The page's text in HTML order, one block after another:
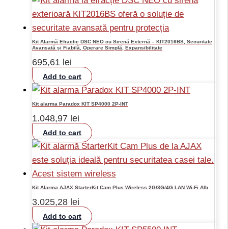
Kit Alarmă Efracție DSC NEO cu Sirenă Externă – KIT2016BS, Securitate
Avansată și Fiabilă, Operare Simplă, Expansibilitate
695,61 lei
Add to cart
Kit alarma Paradox KIT SP4000 2P-INT
1.048,97 lei
Add to cart
Kit Alarma AJAX StarterKit Cam Plus Wireless 2G/3G/4G LAN Wi-Fi Alb
3.025,28 lei
Add to cart